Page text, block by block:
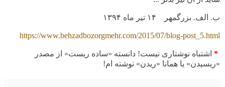
ب. الف. بزرگمهر ۱۴ تیر ماه ۱۳۹۴
https://www.behzadbozorgmehr.com/2015/07/blog-post_5.html
* اشتباه نوشتاری نیست! دانسته «ساده ریست» از مصدر
«ریسیدن» یا همانا «ریدن» نوشته ام!